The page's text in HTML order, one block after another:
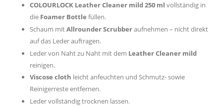
COLOURLOCK Leather Cleaner mild 250 ml vollständig in
die Foamer Bottle füllen.
Schaum mitAllrounder Scrubberaufnehmen – nicht direkt
auf das Leder auftragen.
Leder von Naht zu Naht mit dem Leather Cleaner mild
reinigen.
Viscose cloth leicht anfeuchten und Schmutz- sowie
Reinigerreste entfernen.
Leder vollständig trocknen lassen.